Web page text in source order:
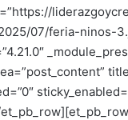
07/feria-ninos-